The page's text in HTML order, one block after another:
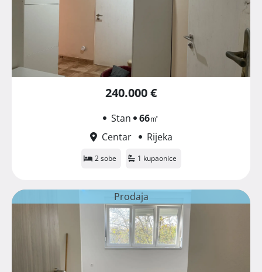
240.000 €
Stan 66㎡
Centar
Rijeka
2 sobe 1 kupaonice
Prodaja